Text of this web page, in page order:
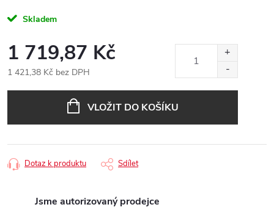
Skladem
1 719,87 Kč
1 421,38 Kč bez DPH
VLOŽIT DO KOŠÍKU
Dotaz k produktu Sdílet
Jsme autorizovaný prodejce